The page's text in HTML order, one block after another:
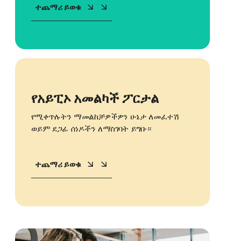
ተጨማሪ ይወቁ
የአይፒኦ አመልካች ፖርታል
የሚቀጥሉትን ማመልከቻዎችዎን ሁኔታ ለመፈተሽ
ወይም ደጋፊ ሰነዶችን ለማስገባት ይግቡ።
ተጨማሪ ይወቁ